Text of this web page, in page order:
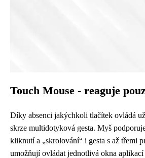
Touch Mouse - reaguje
Díky absenci jakýchkoli tlačítek ovládá
skrze multidotyková gesta. Myš
kliknutí a „skrolování“ i gesta s až třemi
umožňují ovládat jednotlivá okna